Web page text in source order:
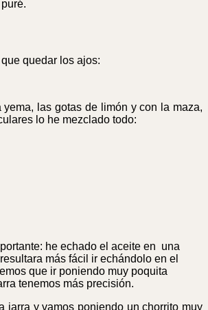
quedar los ajos:
yema, las gotas de limón y con la maza,
lo he mezclado todo:
he echado el aceite en una
más fácil ir echándolo en el
que ir poniendo muy poquita
tenemos más precisión.
jarra y vamos poniendo un chorrito muy